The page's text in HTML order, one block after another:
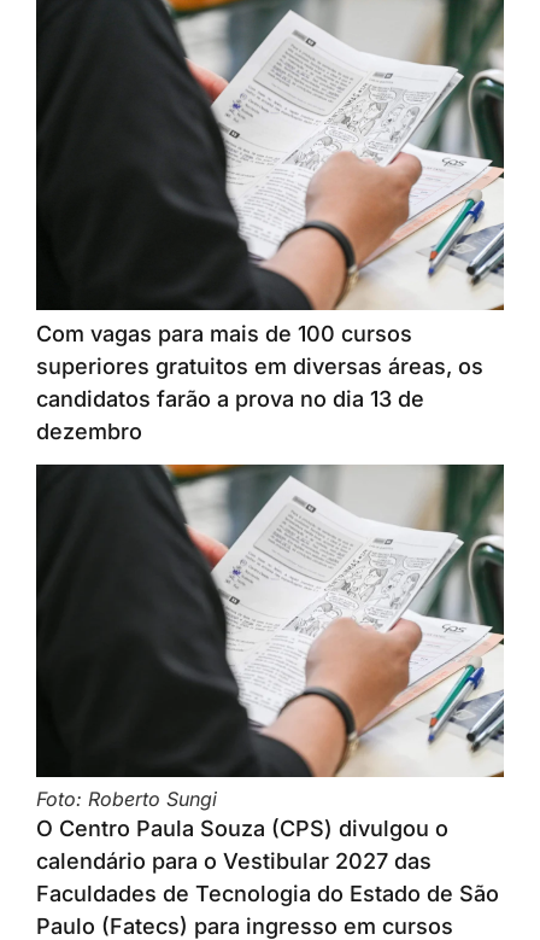
Com vagas para mais de 100 cursos
superiores gratuitos em diversas áreas, os
candidatos farão a prova no dia 13 de
dezembro
Foto: Roberto Sungi
O Centro Paula Souza (CPS) divulgou o
calendário para o Vestibular 2027 das
Faculdades de Tecnologia do Estado de São
Paulo (Fatecs) para ingresso em cursos